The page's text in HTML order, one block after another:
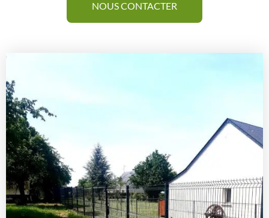
NOUS CONTACTER